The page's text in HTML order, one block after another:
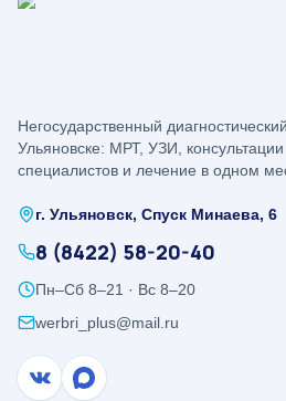
Негосударственный
Ульяновске: МРТ, УЗИ, консультации
специалистов и лечение в одном
г. Ульяновск, Спуск Минаева, 6
8 (8422) 58-20-40
Пн–Сб 8–21 · Вс 8–20
werbri_plus@mail.ru